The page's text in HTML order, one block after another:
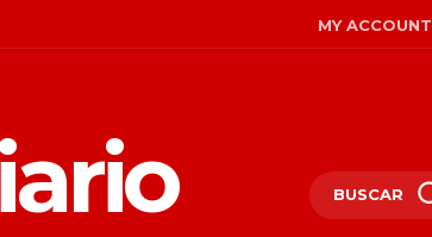
MY ACCOUNT
BUSCAR